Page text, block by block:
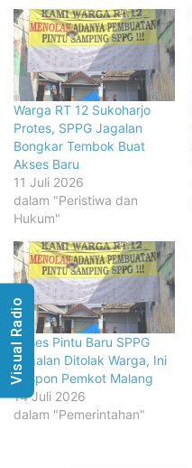
Warga RT 12 Sukoharjo
Protes, SPPG Jagalan
Bongkar Tembok Buat
Akses Baru
11 Juli 2026
dalam "Peristiwa dan
Hukum"
Akses Pintu Baru SPPG
Jagalan Ditolak Warga, Ini
Respon Pemkot Malang
14 Juli 2026
dalam "Pemerintahan"
Visual Radio